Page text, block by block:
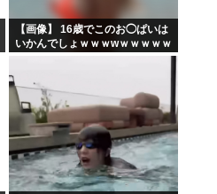
【画像】 16歳でこのお◯ぱいは
いかんでしょｗｗｗwｗｗｗｗｗ
ｗｗｗ❤